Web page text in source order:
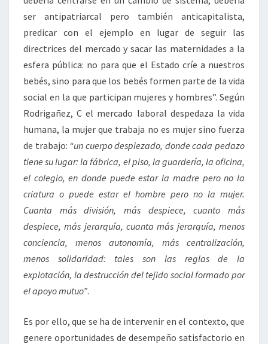
ser antipatriarcal pero también anticapitalista,
predicar con el ejemplo en lugar de seguir las
directrices del mercado y sacar las maternidades a la
esfera pública: no para que el Estado críe a nuestros
bebés, sino para que los bebés formen parte de la vida
social en la que participan mujeres y hombres”. Según
Rodrigañez, C el mercado laboral despedaza la vida
humana, la mujer que trabaja no es mujer sino fuerza
de trabajo: “un cuerpo despiezado, donde cada pedazo
tiene su lugar: la fábrica, el piso, la guardería, la oficina,
el colegio, en donde puede estar la madre pero no la
criatura o puede estar el hombre pero no la mujer.
Cuanta más división, más despiece, cuanto más
despiece, más jerarquía, cuanta más jerarquía, menos
conciencia, menos autonomía, más centralización,
menos solidaridad: tales son las reglas de la
explotación, la destrucción del tejido social formado por
el apoyo mutuo”.
Es por ello, que se ha de intervenir en el contexto, que
genere oportunidades de desempeño satisfactorio en